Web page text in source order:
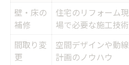
壁・床の
補修
住宅のリフォーム現
場で必要な施工技術
間取り変
更
空間デザインや動線
計画のノウハウ